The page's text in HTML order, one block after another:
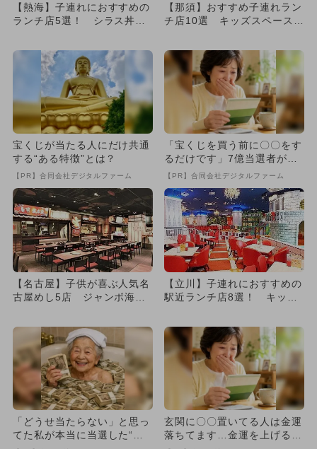
【熱海】子連れにおすすめの
ランチ店5選！ シラス丼＆
【那須】おすすめ子連れラン
チ店10選 キッズスペース完
宝くじが当たる人にだけ共通
する“ある特徴”とは？
【PR】合同会社デジタルファーム
「宝くじを買う前に〇〇をす
るだけです」7億当選者が続
出
【PR】合同会社デジタルファーム
【名古屋】子供が喜ぶ人気名
古屋めし5店 ジャンボ海老
【立川】子連れにおすすめの
駅近ランチ店8選！ キッズ
「どうせ当たらない」と思っ
てた私が本当に当選した“買
玄関に〇〇置いてる人は金運
落ちてます…金運を上げる方